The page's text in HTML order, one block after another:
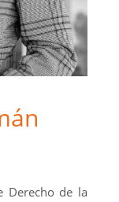
Derecho de la